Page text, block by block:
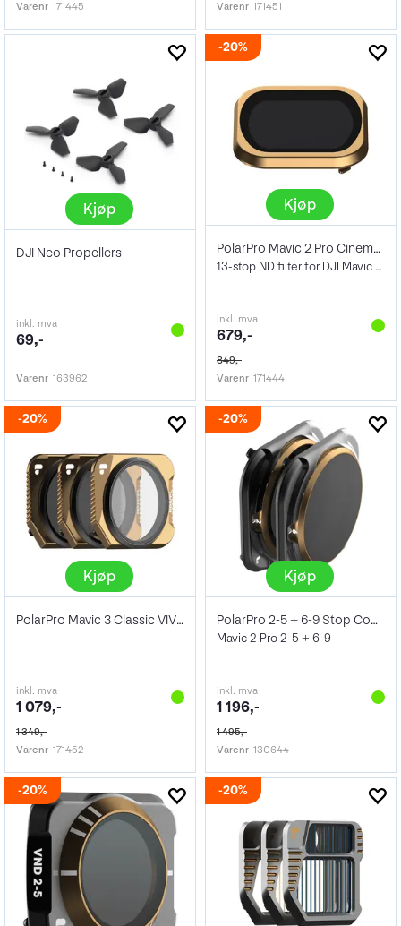
Varenr 171445 Varenr 171451
Kjøp
DJI Neo Propellers
inkl. mva
69,-
Varenr 163962
20%
Kjøp
PolarPro Mavic 2 Pro Cinema ND10K
13-stop ND filter for DJI Mavic 2 Pro
inkl. mva
679,-
849,-
Varenr 171444
20%
Kjøp
PolarPro Mavic 3 Classic VIVID Collec.
inkl. mva
1 079,-
1 349,-
Varenr 171452
20%
Kjøp
PolarPro 2-5 + 6-9 Stop Combo
Mavic 2 Pro 2-5 + 6-9
inkl. mva
1 196,-
1 495,-
Varenr 130644
20% 20%